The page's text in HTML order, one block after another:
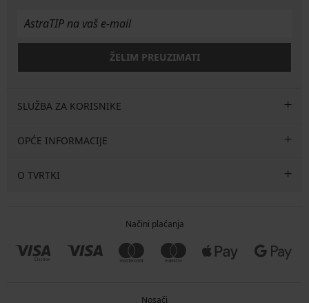
ŽELIM PREUZIMATI
SLUŽBA ZA KORISNIKE
OPĆE INFORMACIJE
O TVRTKI
Načini plaćanja
Nosači